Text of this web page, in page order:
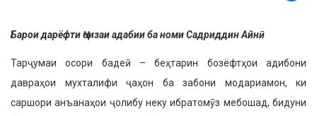
Барои дарёфти Ҷоизаи адабии ба номи Садриддин Айнӣ
Тарҷумаи осори бадеӣ – беҳтарин бозёфтҳои адибони
давраҳои мухталифи ҷаҳон ба забони модариамон, ки
саршори анъанаҳои ҷолибу неку ибратомӯз мебошад, бидуни